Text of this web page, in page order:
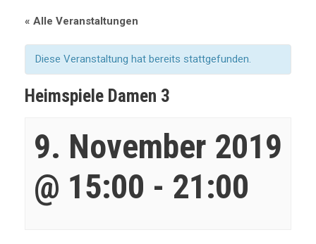
« Alle Veranstaltungen
Diese Veranstaltung hat bereits stattgefunden.
Heimspiele Damen 3
9. November 2019
@ 15:00 - 21:00